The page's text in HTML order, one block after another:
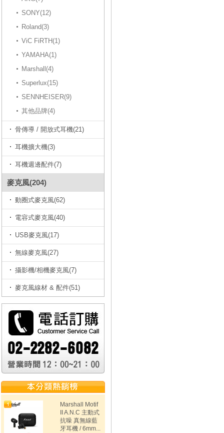
SONY(12)
Roland(3)
ViC FiRTH(1)
YAMAHA(1)
Marshall(4)
Superlux(15)
SENNHEISER(9)
其他品牌(4)
骨傳導 / 開放式耳機(21)
耳機擴大機(3)
耳機週邊配件(7)
麥克風(204)
動圈式麥克風(62)
電容式麥克風(40)
USB麥克風(17)
無線麥克風(27)
攝影機/相機麥克風(7)
麥克風線材 & 配件(51)
Marshall Motif
II A.N.C 主動式
抗噪 真無線藍
牙耳機 / 6mm...